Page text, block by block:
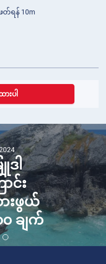
တ်ရန် 10m
းပါ
ဒါ
င်း
းဖွယ်
ချက်